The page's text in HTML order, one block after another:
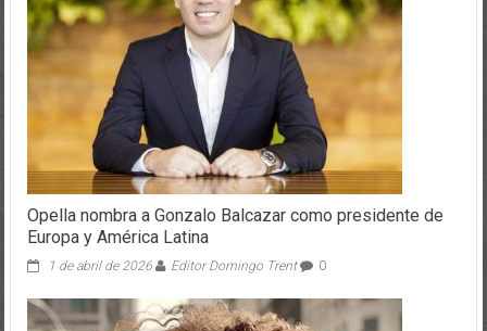
Opella nombra a Gonzalo Balcazar como presidente de
Europa y América Latina
1 de abril de 2026 Editor Domingo Trent 0